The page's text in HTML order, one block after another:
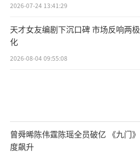
2026-07-24 13:41:29
天才女友编剧下沉口碑 市场反响两
化
2026-08-04 09:55:08
曾舜晞陈伟霆陈瑶全员破亿 《九门
度飙升